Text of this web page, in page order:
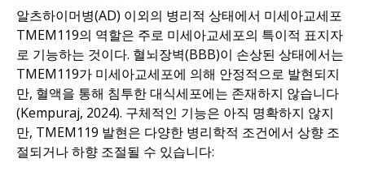
알츠하이머병(AD) 이외의 병리적 상태에서 미세아교세포
TMEM119의 역할은 주로 미세아교세포의 특이적 표지자
로 기능하는 것이다. 혈뇌장벽(BBB)이 손상된 상태에서는
TMEM119가 미세아교세포에 의해 안정적으로 발현되지
만, 혈액을 통해 침투한 대식세포에는 존재하지 않습니다
(Kempuraj, 2024). 구체적인 기능은 아직 명확하지 않지
만, TMEM119 발현은 다양한 병리학적 조건에서 상향 조
절되거나 하향 조절될 수 있습니다: